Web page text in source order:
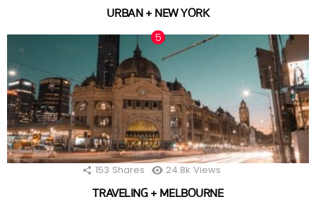
URBAN + NEW YORK
153 Shares 24.8k Views
TRAVELING + MELBOURNE